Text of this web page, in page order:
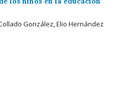
González, Elio Hernández